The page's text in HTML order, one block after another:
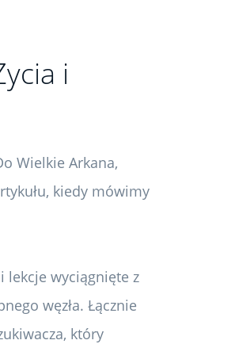
i
Wielkie Arkana,
kiedy mówimy
lekcje wyciągnięte z
węzła. Łącznie
który